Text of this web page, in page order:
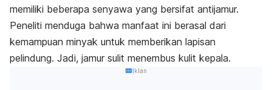
memiliki beberapa senyawa yang bersifat antijamur.
Peneliti menduga bahwa manfaat ini berasal dari
kemampuan minyak untuk memberikan lapisan
pelindung. Jadi, jamur sulit menembus kulit kepala.
Iklan